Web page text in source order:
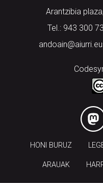
Arantzibia
Tel.: 943 300
HONI BURUZ
ARAUAK